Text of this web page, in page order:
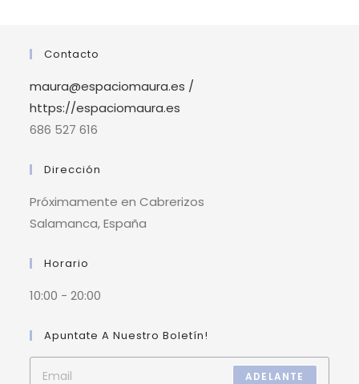
Contacto
maura@espaciomaura.es /
https://espaciomaura.es
686 527 616
Dirección
Próximamente en Cabrerizos
Salamanca, España
Horario
10:00 - 20:00
Apuntate A Nuestro Boletín!
ADELANTE